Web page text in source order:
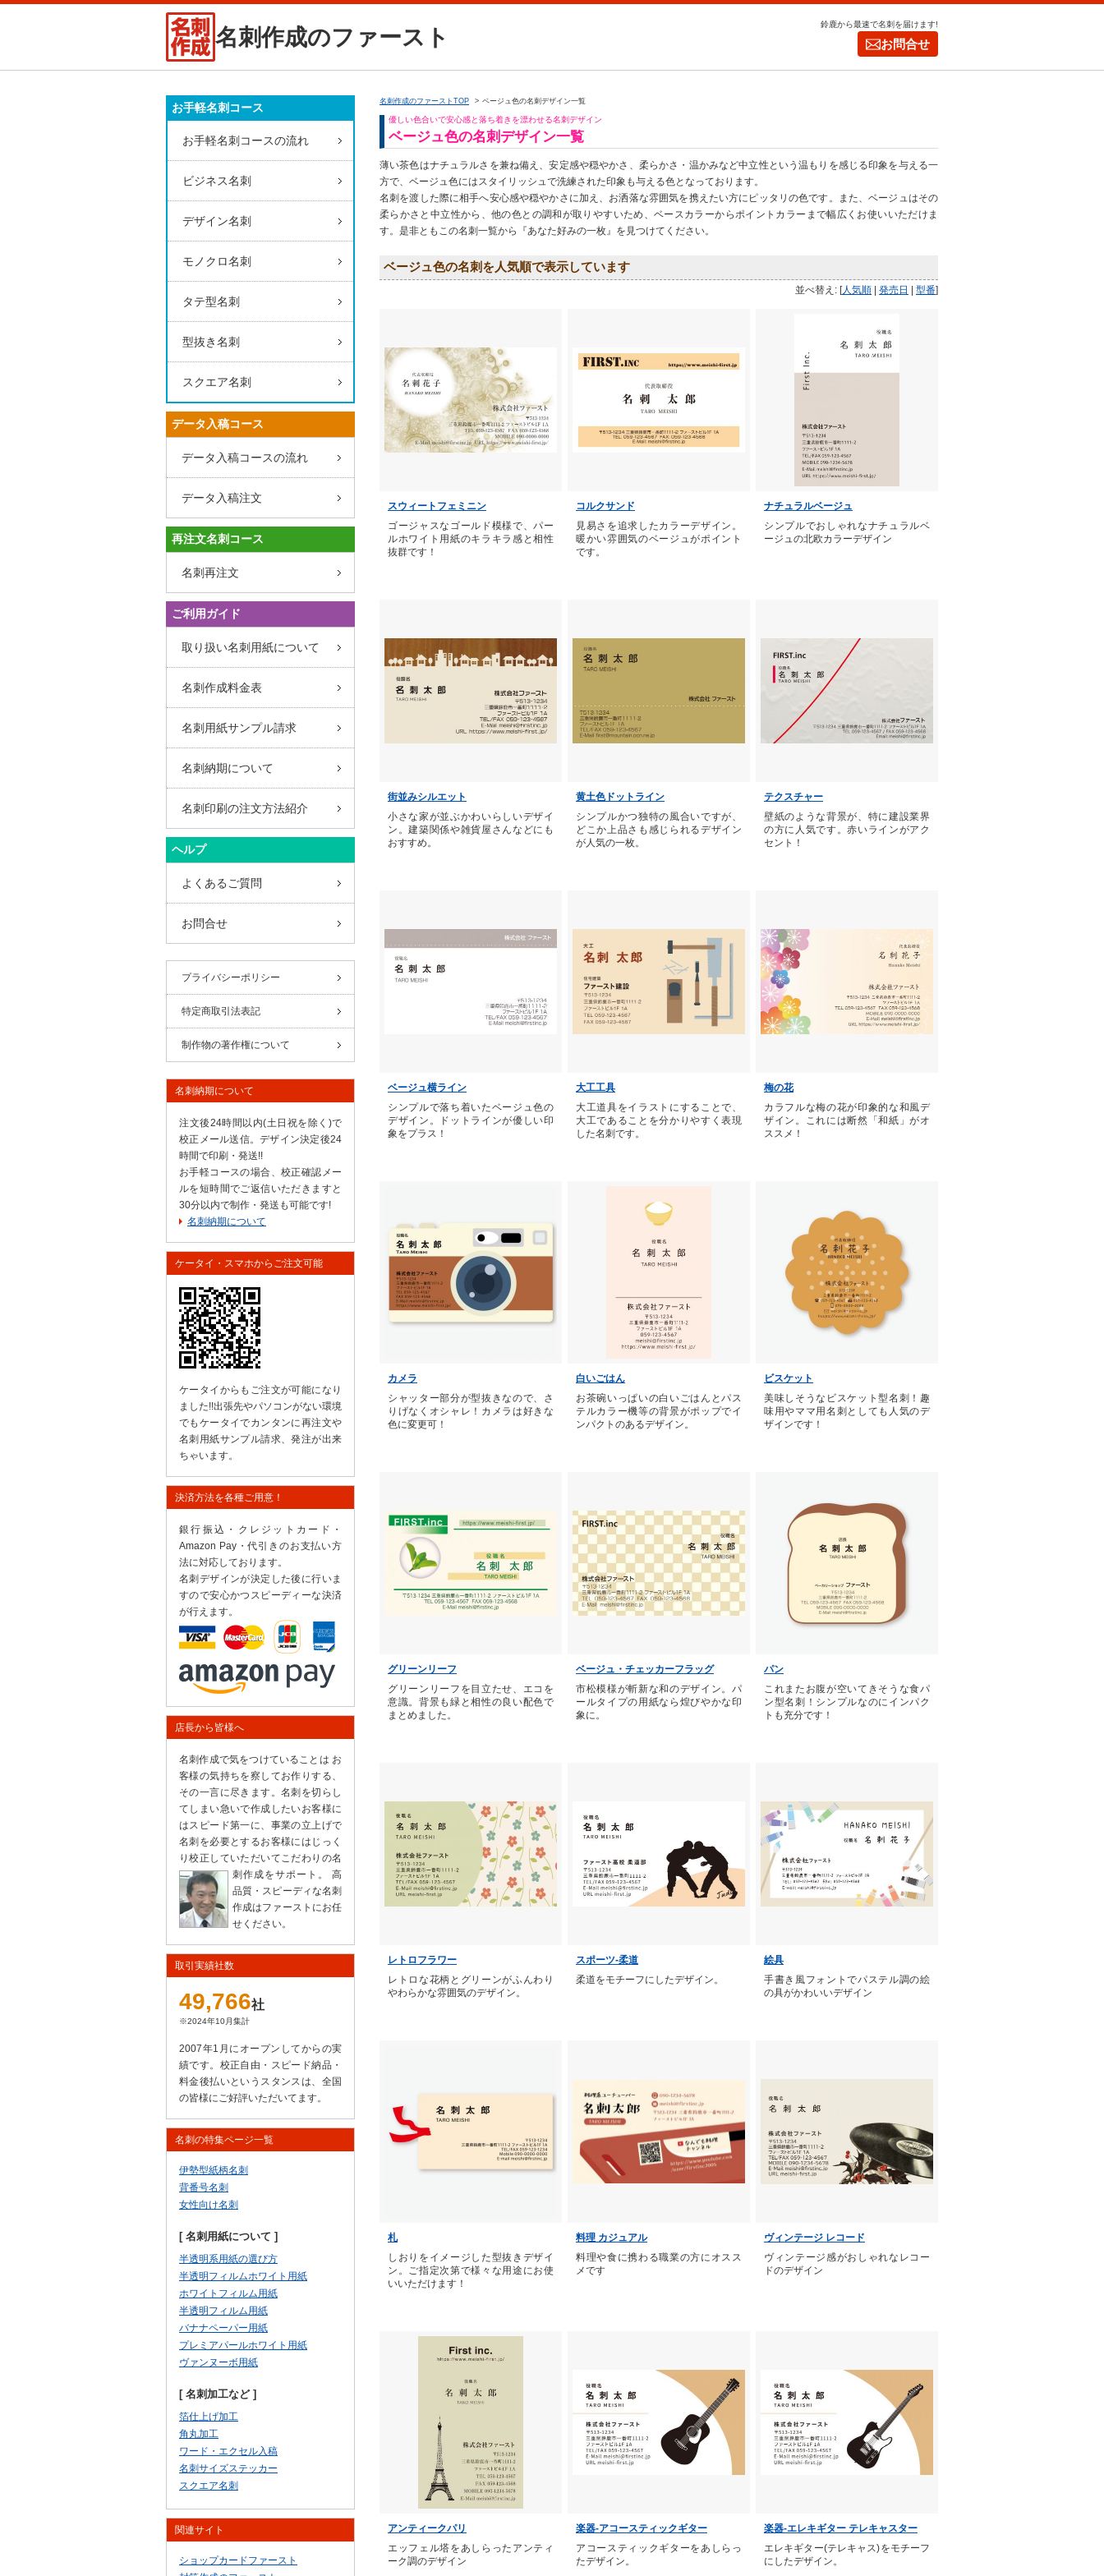
名刺作成のファースト 鈴鹿から最速で名刺を届けます!
お問合せ
名刺作成のファーストTOP ベージュ色の名刺デザイン一覧
優しい色合いで安心感と落ち着きを漂わせる名刺デザイン
ベージュ色の名刺デザイン一覧
薄い茶色はナチュラルさを兼ね備え、安定感や穏やかさ、柔らかさ・温かみなど中立性という温もりを感じる印象を与える一
方で、ベージュ色にはスタイリッシュで洗練された印象も与える色となっております。
名刺を渡した際に相手へ安心感や穏やかさに加え、お洒落な雰囲気を携えたい方にピッタリの色です。また、ベージュはその
柔らかさと中立性から、他の色との調和が取りやすいため、ベースカラーからポイントカラーまで幅広くお使いいただけま
す。是非ともこの名刺一覧から『あなた好みの一枚』を見つけてください。
ベージュ色の名刺を人気順で表示しています
並べ替え: [人気順 発売日 型番]
スウィートフェミニン
ゴージャスなゴールド模様で、パー
ルホワイト用紙のキラキラ感と相性
抜群です！
コルクサンド
見易さを追求したカラーデザイン。
暖かい雰囲気のベージュがポイント
です。
ナチュラルベージュ
シンプルでおしゃれなナチュラルベ
ージュの北欧カラーデザイン
街並みシルエット
小さな家が並ぶかわいらしいデザイ
ン。建築関係や雑貨屋さんなどにも
おすすめ。
黄土色ドットライン
シンプルかつ独特の風合いですが、
どこか上品さも感じられるデザイン
が人気の一枚。
テクスチャー
壁紙のような背景が、特に建設業界
の方に人気です。赤いラインがアク
セント！
ベージュ横ライン
シンプルで落ち着いたベージュ色の
デザイン。ドットラインが優しい印
象をプラス！
大工工具
大工道具をイラストにすることで、
大工であることを分かりやすく表現
した名刺です。
梅の花
カラフルな梅の花が印象的な和風デ
ザイン。これには断然「和紙」がオ
ススメ！
カメラ
シャッター部分が型抜きなので、さ
りげなくオシャレ！カメラは好きな
色に変更可！
白いごはん
お茶碗いっぱいの白いごはんとパス
テルカラー機等の背景がポップでイ
ンパクトのあるデザイン。
ビスケット
美味しそうなビスケット型名刺！趣
味用やママ用名刺としても人気のデ
ザインです！
グリーンリーフ
グリーンリーフを目立たせ、エコを
意識。背景も緑と相性の良い配色で
まとめました。
ベージュ・チェッカーフラッグ
市松模様が斬新な和のデザイン。パ
ールタイプの用紙なら煌びやかな印
象に。
パン
これまたお腹が空いてきそうな食パ
ン型名刺！シンプルなのにインパク
トも充分です！
レトロフラワー
レトロな花柄とグリーンがふんわり
やわらかな雰囲気のデザイン。
スポーツ-柔道
柔道をモチーフにしたデザイン。
絵具
手書き風フォントでパステル調の絵
の具がかわいいデザイン
札
しおりをイメージした型抜きデザイ
ン。ご指定次第で様々な用途にお使
いいただけます！
料理 カジュアル
料理や食に携わる職業の方にオスス
メです
ヴィンテージ レコード
ヴィンテージ感がおしゃれなレコー
ドのデザイン
アンティークパリ
エッフェル塔をあしらったアンティ
ーク調のデザイン
楽器-アコースティックギター
アコースティックギターをあしらっ
たデザイン。
楽器-エレキギター テレキャスター
エレキギター(テレキャス)をモチーフ
にしたデザイン。
お手軽名刺コース
お手軽名刺コースの流れ
ビジネス名刺
デザイン名刺
モノクロ名刺
タテ型名刺
型抜き名刺
スクエア名刺
データ入稿コース
データ入稿コースの流れ
データ入稿注文
再注文名刺コース
名刺再注文
ご利用ガイド
取り扱い名刺用紙について
名刺作成料金表
名刺用紙サンプル請求
名刺納期について
名刺印刷の注文方法紹介
ヘルプ
よくあるご質問
お問合せ
プライバシーポリシー
特定商取引法表記
制作物の著作権について
名刺納期について
注文後24時間以内(土日祝を除く)で
校正メール送信。デザイン決定後24
時間で印刷・発送!!
お手軽コースの場合、校正確認メー
ルを短時間でご返信いただきますと
30分以内で制作・発送も可能です!
名刺納期について
ケータイ・スマホからご注文可能
ケータイからもご注文が可能になり
ました!!出張先やパソコンがない環境
でもケータイでカンタンに再注文や
名刺用紙サンプル請求、発注が出来
ちゃいます。
決済方法を各種ご用意！
銀行振込・クレジットカード・
Amazon Pay・代引きのお支払い方
法に対応しております。
名刺デザインが決定した後に行いま
すので安心かつスピーディーな決済
が行えます。
店長から皆様へ
名刺作成で気をつけていることは お
客様の気持ちを察してお作りする、
その一言に尽きます。名刺を切らし
てしまい急いで作成したいお客様に
はスピード第一に、事業の立上げで
名刺を必要とするお客様にはじっく
り校正していただいてこだわりの名
刺作成をサポート。
高
品質・スピーディな名刺
作成はファーストにお任
せください。
取引実績社数
49,766社
※2024年10月集計
2007年1月にオープンしてからの実
績です。校正自由・スピード納品・
料金後払いというスタンスは、全国
の皆様にご好評いただいてます。
名刺の特集ページ一覧
伊勢型紙柄名刺
背番号名刺
女性向け名刺
[ 名刺用紙について ]
半透明系用紙の選び方
半透明フィルムホワイト用紙
ホワイトフィルム用紙
半透明フィルム用紙
バナナペーパー用紙
プレミアパールホワイト用紙
ヴァンヌーボ用紙
[ 名刺加工など ]
箔仕上げ加工
角丸加工
ワード・エクセル入稿
名刺サイズステッカー
スクエア名刺
関連サイト
ショップカードファースト